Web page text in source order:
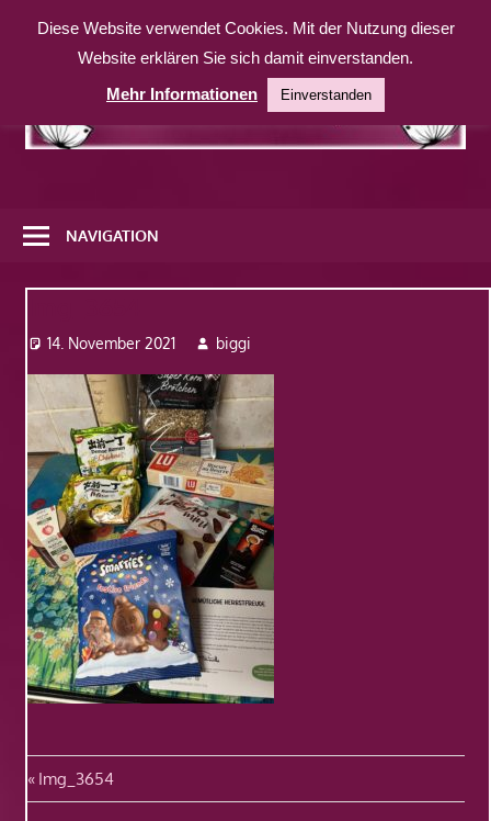
Inhalt
weitere
Website
NAVIGATION
14. November 2021 biggi
Beitragsnavigation
Vorheriger
Beitrag:
Img_3654
Diese Website verwendet Cookies. Mit der Nutzung dieser
Website erklären Sie sich damit einverstanden.
Mehr Informationen
Einverstanden